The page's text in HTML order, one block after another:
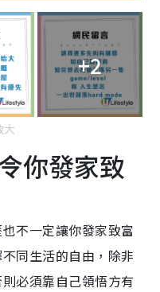
+2
大
你發家致
不一定讓你發家致富
同生活的自由，除非
必須靠自己領悟方有